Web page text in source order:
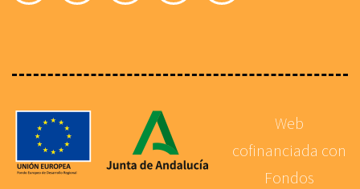
Web
cofinanciada con
Fondos